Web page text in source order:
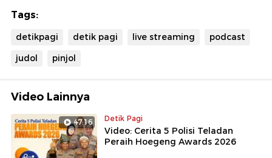
Tags:
detikpagi detik pagi live streaming
podcast
judol
pinjol
Video Lainnya
47:16 Detik Pagi
Video: Cerita 5 Polisi Teladan
Peraih Hoegeng Awards 2026